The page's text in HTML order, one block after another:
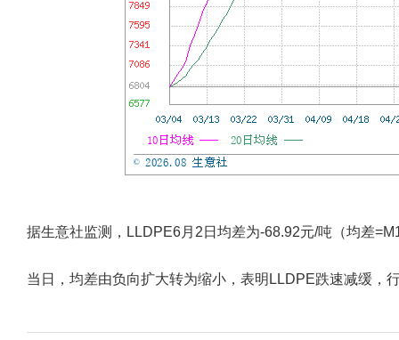
据生意社监测，LLDPE6月2日均差为-68.92元/吨（均差
当日，均差由负向扩大转为缩小，表明LLDPE跌速减缓，